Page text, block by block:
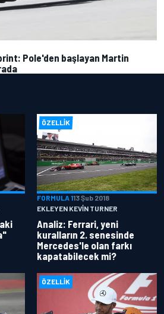
Pole'den başlayan Martin
ÖZELLIK
FORMULA 113 Şub 2018
EKLEYEN KEVIN TURNER
Analiz: Ferrari, yeni
kuralların 2. senesinde
Mercedes'le olan farkı
kapatabilecek mi?
ÖZELLIK